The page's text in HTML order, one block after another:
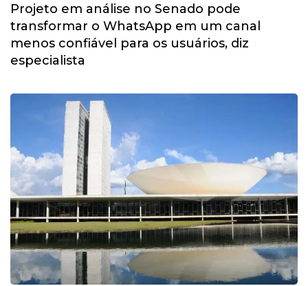
Projeto em análise no Senado pode
transformar o WhatsApp em um canal
menos confiável para os usuários, diz
especialista